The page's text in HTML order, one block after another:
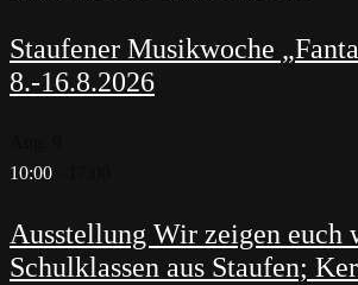
Staufener Musikwoche
8.-16.8.2026
10:00
Ausstellung Wir zeigen euch
Schulklassen aus Staufen;